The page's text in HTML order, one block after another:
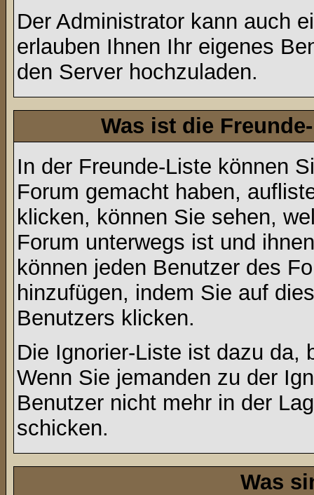
Der Administrator kann auch
erlauben Ihnen Ihr eigenes
den Server hochzuladen.
Was ist die
In der Freunde-Liste können
Forum gemacht haben,
klicken, können Sie sehen,
Forum unterwegs ist und
können jeden Benutzer des
hinzufügen, indem Sie auf
Benutzers klicken.
Die Ignorier-Liste ist dazu da,
Wenn Sie jemanden zu der
Benutzer nicht mehr in der
schicken.
Was